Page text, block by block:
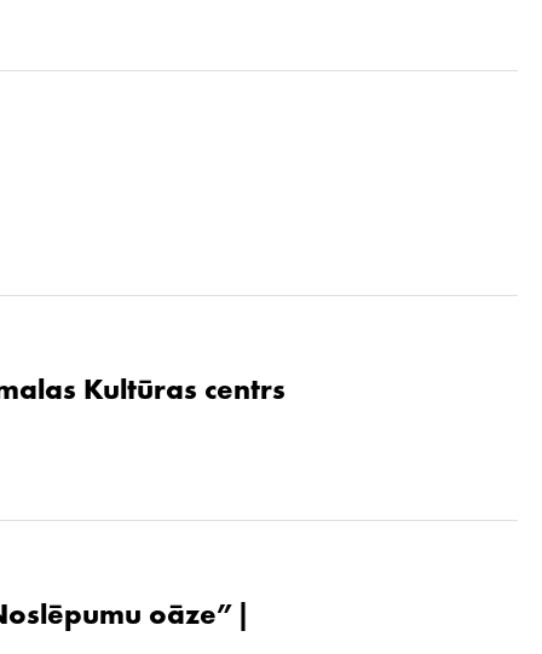
Kultūras centrs
oāze”|